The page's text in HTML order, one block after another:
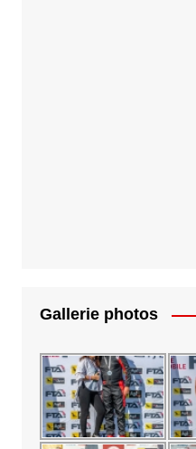
Gallerie photos